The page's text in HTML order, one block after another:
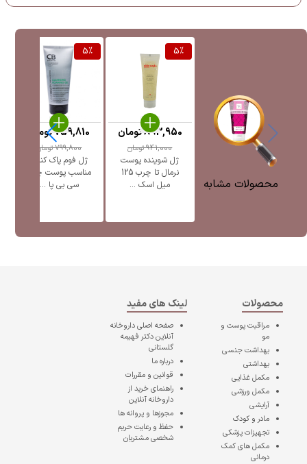
محصولات مشابه
5%
ژل شوینده پوست
نرمال تا چرب 125
میل اسک ...
941,000تومان
893,950تومان
5%
ژل فوم پاک کننده
مناسب پوست چرب
سی بی پا ...
799,800تومان
759,810تومان
محصولات
مراقبت پوست و
مو
بهداشت جنسی
بهداشتی
مکمل غذایی
مکمل ورزشی
آرایشی
مادر و کودک
تجهیزات پزشکی
مکمل های کمک
درمانی
لینک های مفید
صفحه اصلیداروخانه
آنلاین دکتر فهیمه
گلستانی
درباره ما
قوانین و مقررات
راهنمای خرید از
داروخانه آنلاین
مجوزها و پروانه ها
حفظ و رعایت حریم
شخصی مشتریان